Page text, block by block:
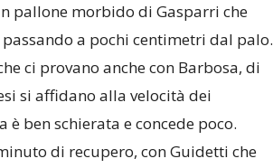
pallone morbido di Gasparri che
a pochi centimetri dal palo.
ci provano anche con Barbosa, di
si affidano alla velocità dei
ben schierata e concede poco.
di recupero, con Guidetti che